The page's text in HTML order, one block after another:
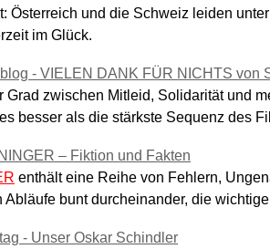
Österreich und die Schweiz leiden
im Glück.
- VIELEN DANK FÜR NICHTS von
Grad zwischen Mitleid, Solidarität und
besser als die stärkste Sequenz des
– Fiktion und Fakten
enthält eine Reihe von Fehlern,
bunt durcheinander, die
- Unser Oskar Schindler